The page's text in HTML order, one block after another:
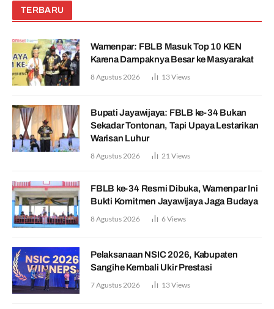
TERBARU
Wamenpar: FBLB Masuk Top 10 KEN
Karena Dampaknya Besar ke Masyarakat
8 Agustus 2026 13Views
Bupati Jayawijaya: FBLB ke-34 Bukan
Sekadar Tontonan, Tapi Upaya Lestarikan
Warisan Luhur
8 Agustus 2026 21Views
FBLB ke-34 Resmi Dibuka, Wamenpar Ini
Bukti Komitmen Jayawijaya Jaga Budaya
8 Agustus 2026 6Views
Pelaksanaan NSIC 2026, Kabupaten
Sangihe Kembali Ukir Prestasi
7 Agustus 2026 13Views